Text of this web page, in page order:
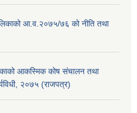
आ.व.२०७५/७६ को नीति तथा
आकस्मिक कोष संचालन तथा
२०७५ (राजपत्र)